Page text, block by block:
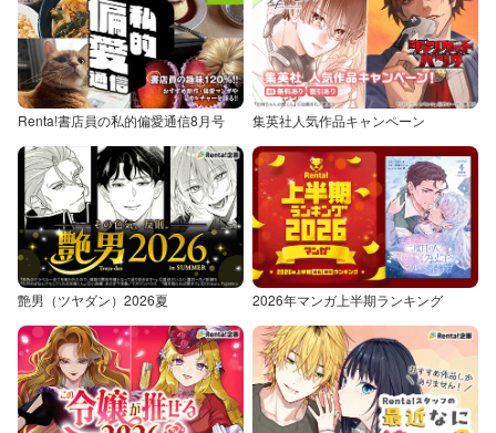
Renta!書店員の私的偏愛通信8月号 集英社人気作品キャンペーン
艶男（ツヤダン）2026夏 2026年マンガ上半期ランキング